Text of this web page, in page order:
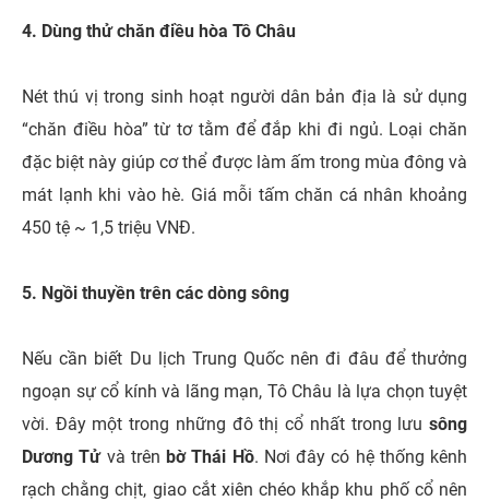
4. Dùng thử chăn điều hòa Tô Châu
Nét thú vị trong sinh hoạt người dân bản địa là sử dụng
“chăn điều hòa” từ tơ tằm để đắp khi đi ngủ. Loại chăn
đặc biệt này giúp cơ thể được làm ấm trong mùa đông và
mát lạnh khi vào hè. Giá mỗi tấm chăn cá nhân khoảng
450 tệ ~ 1,5 triệu VNĐ.
5. Ngồi thuyền trên các dòng sông
Nếu cần biết Du lịch Trung Quốc nên đi đâu để thưởng
ngoạn sự cổ kính và lãng mạn, Tô Châu là lựa chọn tuyệt
vời. Đây một trong những đô thị cổ nhất trong lưu sông
Dương Tửvà trên bờ Thái Hồ. Nơi đây có hệ thống kênh
rạch chằng chịt, giao cắt xiên chéo khắp khu phố cổ nên